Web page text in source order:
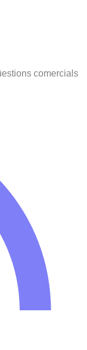
comercials